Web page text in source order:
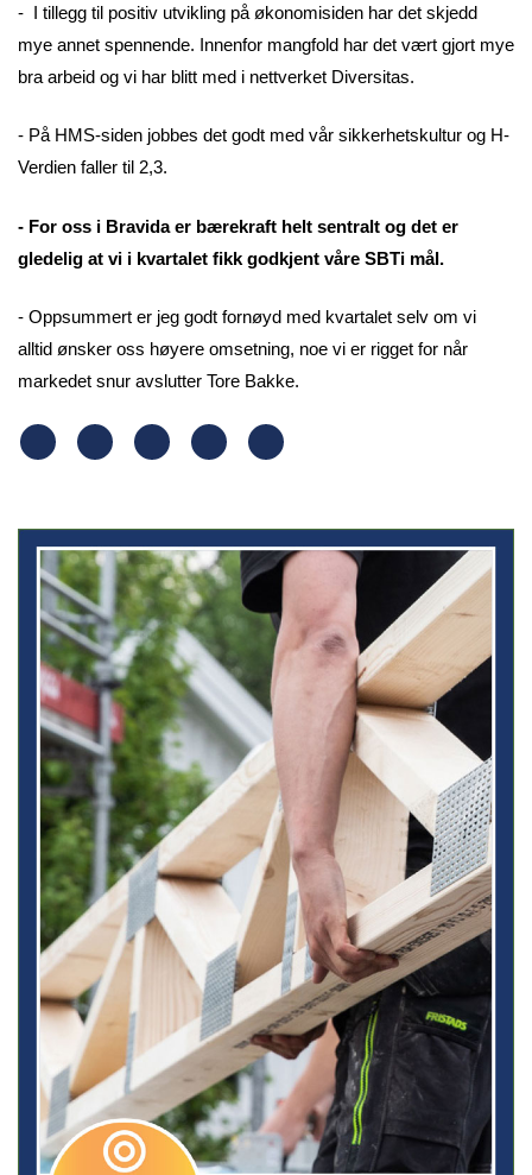
- I tillegg til positiv utvikling på økonomisiden har det skjedd
mye annet spennende. Innenfor mangfold har det vært gjort mye
bra arbeid og vi har blitt med i nettverket Diversitas.
- På HMS-siden jobbes det godt med vår sikkerhetskultur og H-
Verdien faller til 2,3.
- For oss i Bravida er bærekraft helt sentralt og det er
gledelig at vi i kvartalet fikk godkjent våre SBTi mål.
- Oppsummert er jeg godt fornøyd med kvartalet selv om vi
alltid ønsker oss høyere omsetning, noe vi er rigget for når
markedet snur avslutter Tore Bakke.